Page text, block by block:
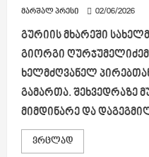
დაესწრო
მარშალ პრესი 02/06/2026
გურიის მხარეში
გიორგი ღურჯუმელიძემ
ხელმძღვანელ
გამართა. შეხვედრაზე
მიმდინარე და
ვრცლადRead
more